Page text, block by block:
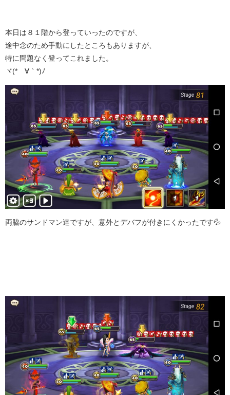
本日は８１階から登っていったのですが、
途中念のため手動にしたところもありますが、
特に問題なく登ってこれました。
ヾ(*´∀｀*)ﾉ
両脇のサンドマン達ですが、意外とデバフが付きにくかったです💦